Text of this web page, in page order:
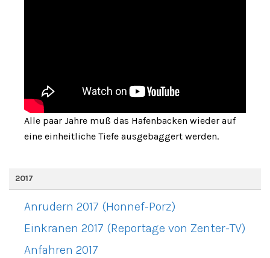
Alle paar Jahre muß das Hafenbacken wieder auf
eine einheitliche Tiefe ausgebaggert werden.
2017
Anrudern 2017 (Honnef-Porz)
Einkranen 2017 (Reportage von Zenter-TV)
Anfahren 2017